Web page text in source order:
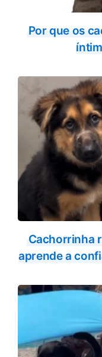
Por que os
Cachorrinha
aprende a